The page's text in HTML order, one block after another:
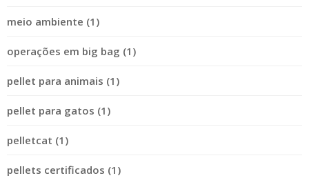
meio ambiente (1)
operações em big bag (1)
pellet para animais (1)
pellet para gatos (1)
pelletcat (1)
pellets certificados (1)